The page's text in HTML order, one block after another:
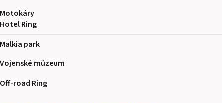
Motokáry
Hotel Ring
Malkia park
Vojenské múzeum
Off-road Ring